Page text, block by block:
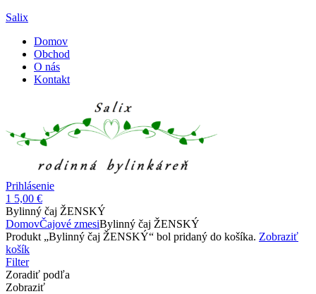
Salix
Domov
Obchod
O nás
Kontakt
Menu
Prihlásenie
1 5,00 €
Bylinný čaj ŽENSKÝ
DomovČajové zmesiBylinný čaj ŽENSKÝ
Produkt „Bylinný čaj ŽENSKÝ“ bol pridaný do košíka. Zobraziť
košík
Filter
Zoradiť podľa
Zobraziť